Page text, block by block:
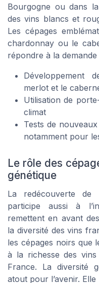
Bourgogne ou dans
des vins blancs et
Les cépages
chardonnay ou le
répondre à la
Développement
merlot et le
Utilisation de
climat
Tests de
notamment pour
Le rôle des
génétique
La redécouverte de
participe aussi à
remettent en avant
la diversité des vins
les cépages noirs que
à la richesse des
France. La diversité
atout pour l’avenir.